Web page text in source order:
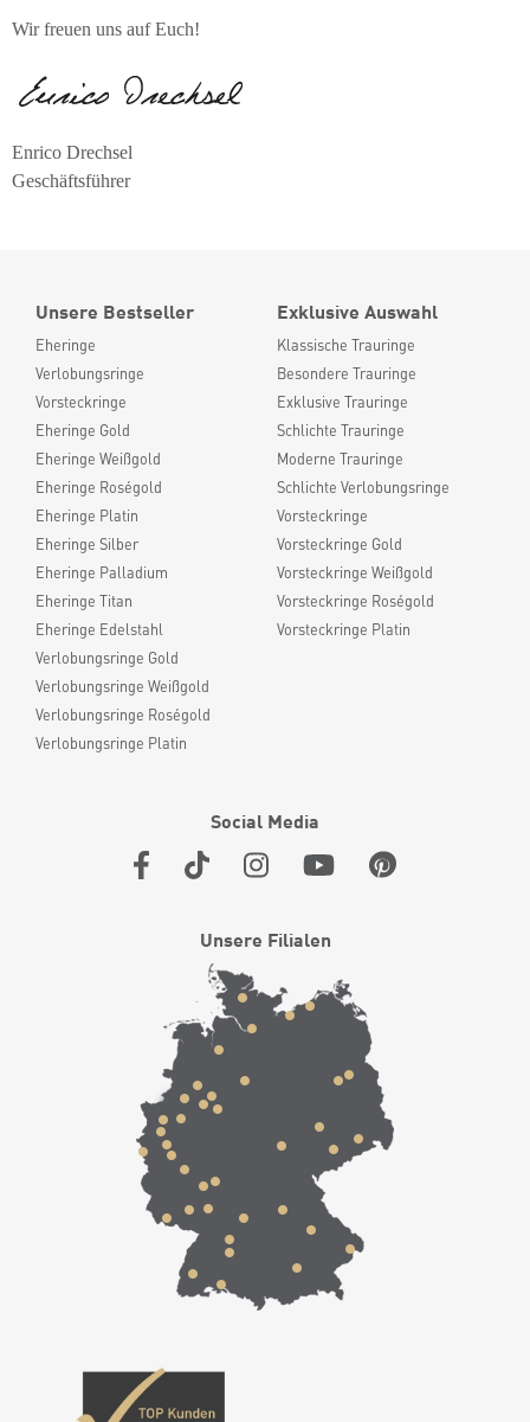
Wir freuen uns auf Euch!
Enrico Drechsel
Geschäftsführer
Unsere Bestseller
Eheringe
Verlobungsringe
Vorsteckringe
Eheringe Gold
Eheringe Weißgold
Eheringe Roségold
Eheringe Platin
Eheringe Silber
Eheringe Palladium
Eheringe Titan
Eheringe Edelstahl
Verlobungsringe Gold
Verlobungsringe Weißgold
Verlobungsringe Roségold
Verlobungsringe Platin
Exklusive Auswahl
Klassische Trauringe
Besondere Trauringe
Exklusive Trauringe
Schlichte Trauringe
Moderne Trauringe
Schlichte Verlobungsringe
Vorsteckringe
Vorsteckringe Gold
Vorsteckringe Weißgold
Vorsteckringe Roségold
Vorsteckringe Platin
Social Media
Unsere Filialen